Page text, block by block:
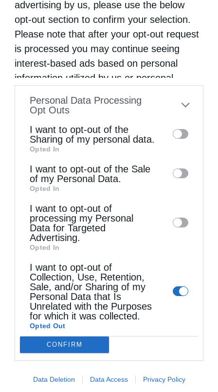
advertising by us, please use the below
opt-out section to confirm your selection.
Please note that after your opt-out request
is processed you may continue seeing
interest-based ads based on personal
information utilized by us or personal
to your opt-out. You may separately opt-out
information by third parties on the IAB’s list
of downstream participants. This
information may also be disclosed by us to
third parties on theIAB’s List of
Downstream Participants
disclose it to other third parties.
Personal Data Processing
Opt Outs
I want to opt-out of the
Sharing of my personal data.
Opted In
I want to opt-out of the Sale
of my Personal Data.
Opted In
I want to opt-out of
processing my Personal
Data for Targeted
Advertising.
Opted In
I want to opt-out of
Collection, Use, Retention,
Sale, and/or Sharing of my
Personal Data that Is
Unrelated with the Purposes
for which it was collected.
Opted Out
CONFIRM
Data Deletion Data Access Privacy Policy
Στο μοναστήρι της Γκρατσάνιτσα ο Ν. Δένδιας
christina 9 Οκτωβρίου 2020
Ο κ. Δένδιας πραγματοποιεί επίσκεψη στην
Πρίστινα όπου είχε συνάντηση με τον
πρωθυπουργό Αβντούλα Χότι (Avdullah Hoti),
Χαραντινάι-Στούμπλα (Meliza Haradinaj-
Stublla) και την πρόεδρο της Βουλής Βιόσα …